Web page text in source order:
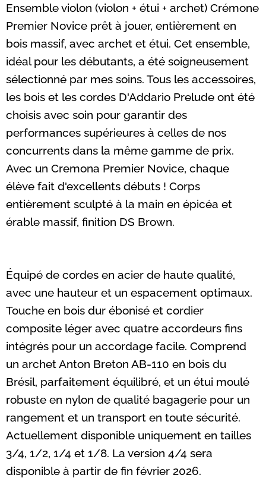
Ensemble violon (violon + étui + archet) Crémone
Premier Novice prêt à jouer, entièrement en
bois massif, avec archet et étui. Cet ensemble,
idéal pour les débutants, a été soigneusement
sélectionné par mes soins. Tous les accessoires,
les bois et les cordes D'Addario Prelude ont été
choisis avec soin pour garantir des
performances supérieures à celles de nos
concurrents dans la même gamme de prix.
Avec un Cremona Premier Novice, chaque
élève fait d'excellents débuts ! Corps
entièrement sculpté à la main en épicéa et
érable massif, finition DS Brown.
Équipé de cordes en acier de haute qualité,
avec une hauteur et un espacement optimaux.
Touche en bois dur ébonisé et cordier
composite léger avec quatre accordeurs fins
intégrés pour un accordage facile. Comprend
un archet Anton Breton AB-110 en bois du
Brésil, parfaitement équilibré, et un étui moulé
robuste en nylon de qualité bagagerie pour un
rangement et un transport en toute sécurité.
Actuellement disponible uniquement en tailles
3/4, 1/2, 1/4 et 1/8. La version 4/4 sera
disponible à partir de fin février 2026.